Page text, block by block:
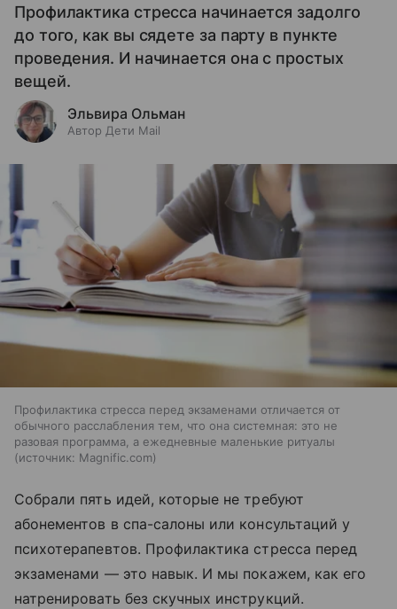
Профилактика стресса начинается задолго
до того, как вы сядете за парту в пункте
проведения. И начинается она с простых
вещей.
Эльвира Ольман
Автор Дети Mail
Профилактика стресса перед экзаменами отличается от
обычного расслабления тем, что она системная: это не
разовая программа, а ежедневные маленькие ритуалы
источник: Magnific.com
Собрали пять идей, которые не требуют
абонементов в спа-салоны или консультаций у
психотерапевтов. Профилактика стресса перед
экзаменами — это навык. И мы покажем, как его
натренировать без скучных инструкций.